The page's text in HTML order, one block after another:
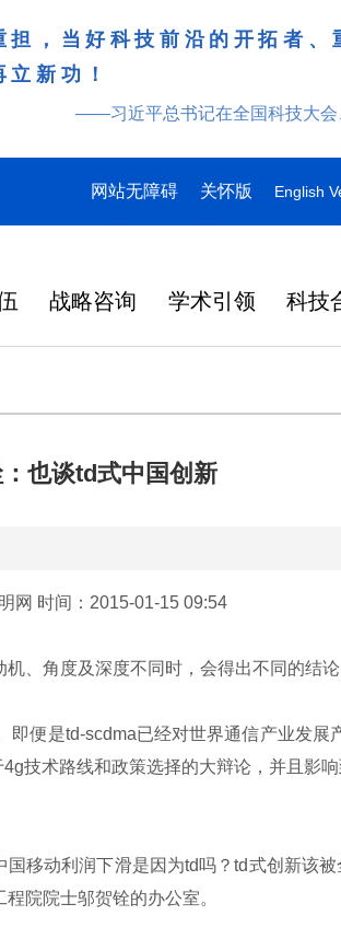
，当好科技前沿的开拓者
新功！
——习近平总书记在全国科技大会
网站无障碍 关怀版 English
战略咨询 学术引领 科技
也谈td式中国创新
网 时间：2015-01-15 09:54
、角度及深度不同时，会得出不同的结论
便是td-scdma已经对世界通信产业发展
技术路线和政策选择的大辩论，并且影
移动利润下滑是因为td吗？td式创新该
院院士邬贺铨的办公室。